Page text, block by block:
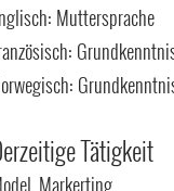
Muttersprache
Tätigkeit
Markerting